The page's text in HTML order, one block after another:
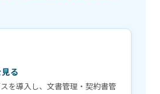
る
を導入し、文書管理・契約書管